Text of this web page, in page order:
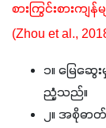
စားကြွင်းစားကျ
(Zhou et al.,
၁။ မြေဆွ
ညံ့သည်။
၂။ အစိုဓာ